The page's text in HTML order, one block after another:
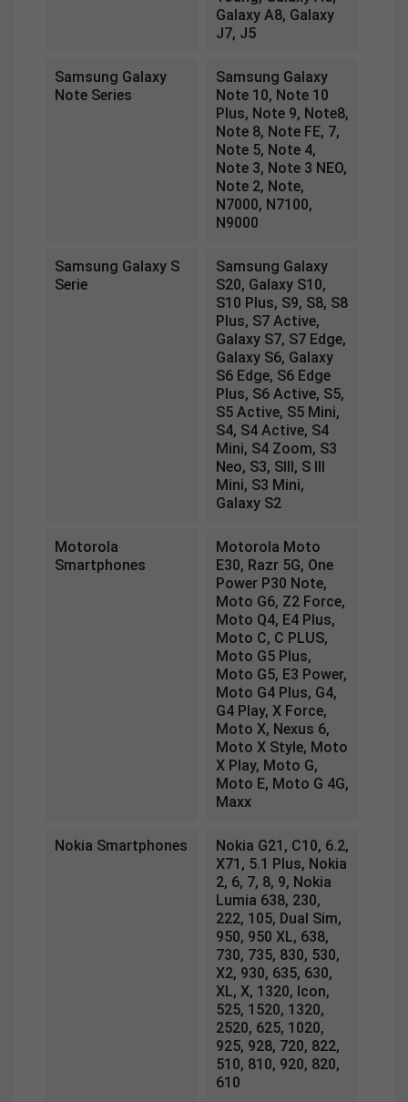
Galaxy A8, Galaxy
J7, J5
Samsung Galaxy
Note Series
Samsung Galaxy
Note 10, Note 10
Plus, Note 9, Note8,
Note 8, Note FE, 7,
Note 5, Note 4,
Note 3, Note 3 NEO,
Note 2, Note,
N7000, N7100,
N9000
Samsung Galaxy S
Serie
Samsung Galaxy
S20, Galaxy S10,
S10 Plus, S9, S8, S8
Plus, S7 Active,
Galaxy S7, S7 Edge,
Galaxy S6, Galaxy
S6 Edge, S6 Edge
Plus, S6 Active, S5,
S5 Active, S5 Mini,
S4, S4 Active, S4
Mini, S4 Zoom, S3
Neo, S3, SIII, S III
Mini, S3 Mini,
Galaxy S2
Motorola
Smartphones
Motorola Moto
E30, Razr 5G, One
Power P30 Note,
Moto G6, Z2 Force,
Moto Q4, E4 Plus,
Moto C, C PLUS,
Moto G5 Plus,
Moto G5, E3 Power,
Moto G4 Plus, G4,
G4 Play, X Force,
Moto X, Nexus 6,
Moto X Style, Moto
X Play, Moto G,
Moto E, Moto G 4G,
Maxx
Nokia Smartphones
Nokia G21, C10, 6.2,
X71, 5.1 Plus, Nokia
2, 6, 7, 8, 9, Nokia
Lumia 638, 230,
222, 105, Dual Sim,
950, 950 XL, 638,
730, 735, 830, 530,
X2, 930, 635, 630,
XL, X, 1320, Icon,
525, 1520, 1320,
2520, 625, 1020,
925, 928, 720, 822,
510, 810, 920, 820,
610